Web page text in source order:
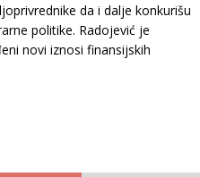
da i dalje konkurišu
politike. Radojević je
novi iznosi finansijskih